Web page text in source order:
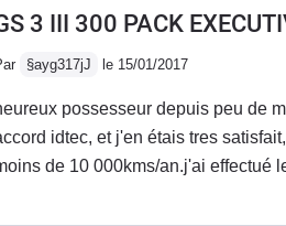
Mark Levinson avec lecteur CD-
Ouverture et démarrage sans clé,
vocale, chassis et
ma première Lexus, et
fiabilité concernant cette marque
solide et le sérieux. Les matériaux
3 III 300 PACK
§ayg317jJ le 15/01/2017
possesseur depuis peu de
idtec, et j'en étais tres
de 10 000kms/an.j'ai effectué